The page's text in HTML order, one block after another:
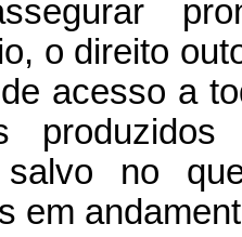
o direito
acesso a
salvo no
em